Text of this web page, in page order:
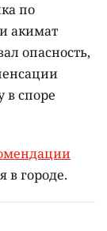
по
акимат
опасность,
в споре
в городе.